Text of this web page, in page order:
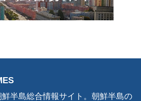
半島総合情報サイト。朝鮮半島の